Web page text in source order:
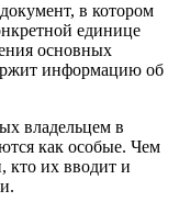
в котором
единице
основных
информацию об
владельцем в
как особые. Чем
кто их вводит и